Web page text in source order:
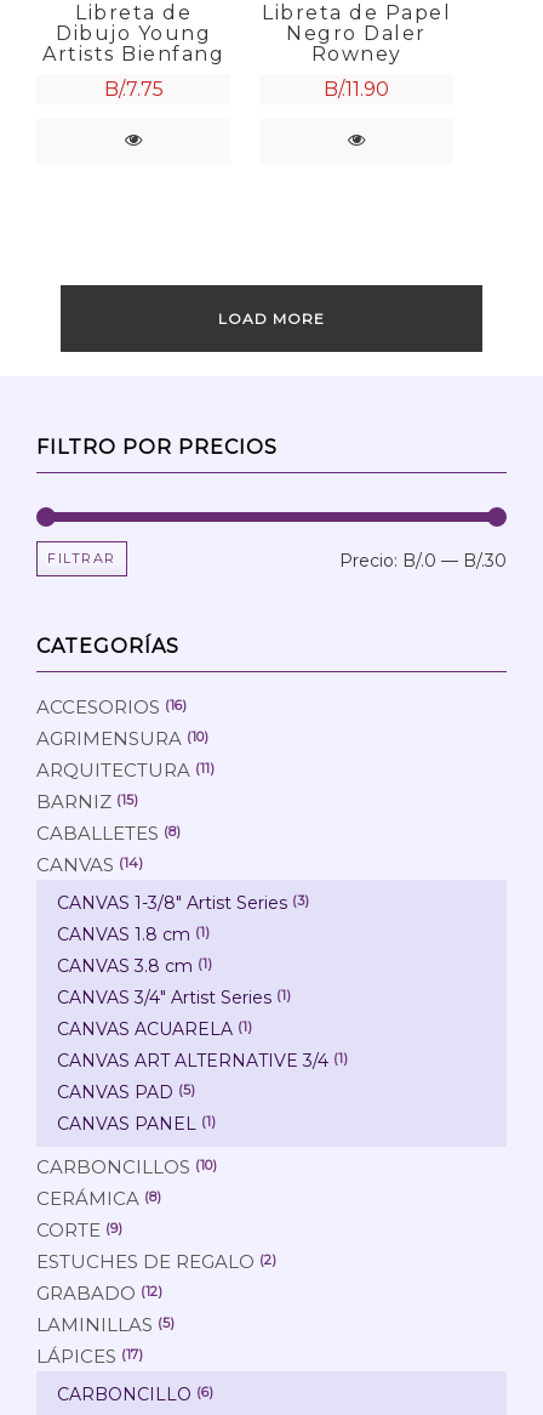
Libreta de
Dibujo Young
Artists Bienfang
B/.7.75
Libreta de Papel
Negro Daler
Rowney
B/.11.90
LOAD MORE
FILTRO POR PRECIOS
FILTRAR Precio: B/.0 — B/.30
CATEGORÍAS
ACCESORIOS (16)
AGRIMENSURA (10)
ARQUITECTURA (11)
BARNIZ (15)
CABALLETES (8)
CANVAS (14)
CANVAS 1-3/8" Artist Series (3)
CANVAS 1.8 cm (1)
CANVAS 3.8 cm (1)
CANVAS 3/4" Artist Series (1)
CANVAS ACUARELA (1)
CANVAS ART ALTERNATIVE 3/4 (1)
CANVAS PAD (5)
CANVAS PANEL (1)
CARBONCILLOS (10)
CERÁMICA (8)
CORTE (9)
ESTUCHES DE REGALO (2)
GRABADO (12)
LAMINILLAS (5)
LÁPICES (17)
CARBONCILLO (6)